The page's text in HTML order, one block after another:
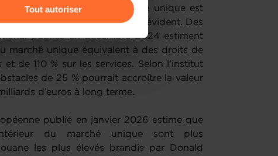
de protection des données
Tout autoriser
l’être. L’intégration du marché unique est
persistante est désormais évident. Des
publiés en décembre 2024 estiment
marché unique équivalent à des droits de
de 110 % sur les services. Selon l’institut
de 25 % pourrait accroître la valeur
d’euros à long terme.
publié en janvier 2026 estime que
du marché unique sont plus
les plus élevés brandis par Donald